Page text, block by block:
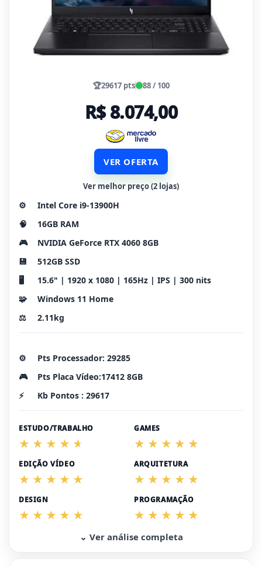
🏆29617 pts 88 / 100
R$ 8.074,00
VER OFERTA
Ver melhor preço (2 lojas)
⚙️
Intel Core i9-13900H
🧠
16GB RAM
🎮
NVIDIA GeForce RTX 4060 8GB
💾
512GB SSD
🖥️
15.6" | 1920 x 1080 | 165Hz | IPS | 300 nits
🧩
Windows 11 Home
⚖️
2.11kg
⚙️
Pts Processador: 29285
🎮
Pts Placa Vídeo:17412 8GB
⚡
Kb Pontos : 29617
ESTUDO/TRABALHO GAMES
EDIÇÃO VÍDEO ARQUITETURA
DESIGN PROGRAMAÇÃO
⌄ Ver análise completa